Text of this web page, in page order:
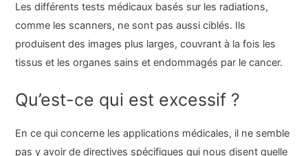
Les différents tests médicaux basés sur les radiations,
comme les scanners, ne sont pas aussi ciblés. Ils
produisent des images plus larges, couvrant à la fois les
tissus et les organes sains et endommagés par le cancer.
Qu’est-ce qui est excessif ?
En ce qui concerne les applications médicales, il ne semble
pas y avoir de directives spécifiques qui nous disent quelle